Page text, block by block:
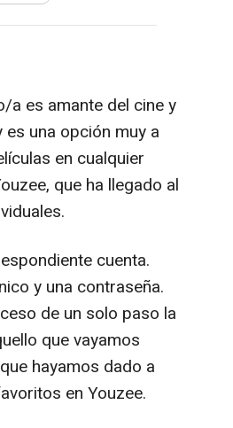
a es amante del cine y
una opción muy a
en cualquier
que ha llegado al
cuenta.
y una contraseña.
de un solo paso la
que vayamos
hayamos dado a
en Youzee.